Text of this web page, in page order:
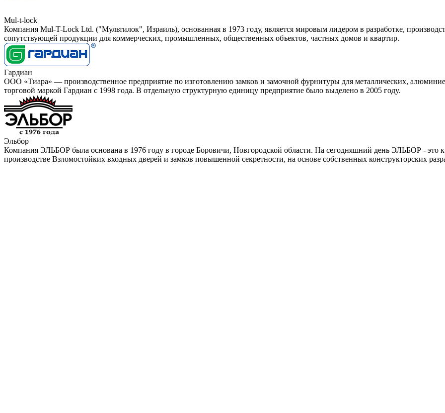
Mul-t-lock
Компания Mul-T-Lock Ltd. ("Мультилок", Израиль), основанная в 1973 году, является мировым лидером в разработке,
сопутствующей продукции для коммерческих, промышленных, общественных объектов, частных домов и квартир.
Гардиан
ООО «Тиара» — производственное предприятие по изготовлению замков и замочной фурнитуры для металлических,
торговой маркой Гардиан с 1998 года. В отдельную структурную единицу предприятие было выделено в 2005 году.
Эльбор
Компания ЭЛЬБОР была основана в 1976 году в городе Боровичи, Новгородской области. На сегодняшний день ЭЛЬБОР - это
производстве Взломостойких входных дверей и замков повышенной секретности, на основе собственных конструкторских